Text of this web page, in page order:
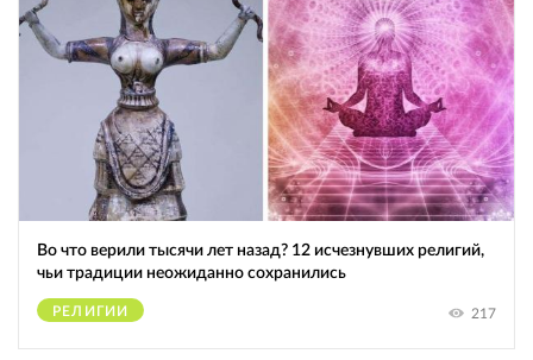
Во что верили тысячи лет назад? 12 исчезнувших религий,
чьи традиции неожиданно сохранились
РЕЛИГИИ 217